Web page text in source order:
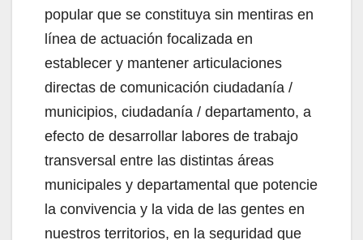
popular que se constituya sin mentiras en
línea de actuación focalizada en
establecer y mantener articulaciones
directas de comunicación ciudadanía /
municipios, ciudadanía / departamento, a
efecto de desarrollar labores de trabajo
transversal entre las distintas áreas
municipales y departamental que potencie
la convivencia y la vida de las gentes en
nuestros territorios, en la seguridad que